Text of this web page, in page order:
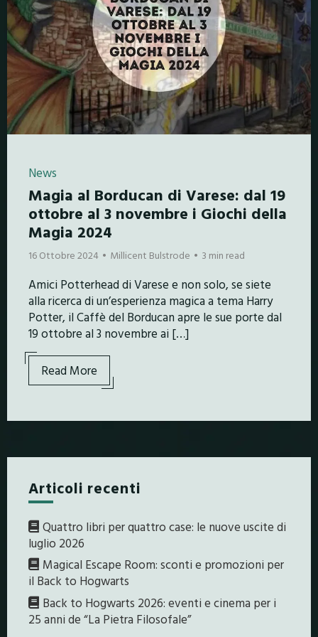
News
Magia al Borducan di Varese: dal 19
ottobre al 3 novembre i Giochi della
Magia 2024
16 Ottobre 2024 Millicent Bulstrode 3 min read
Amici Potterhead di Varese e non solo, se siete
alla ricerca di un’esperienza magica a tema Harry
Potter, il Caffè del Borducan apre le sue porte dal
19 ottobre al 3 novembre ai […]
Read More
Articoli recenti
Quattro libri per quattro case: le nuove uscite di
luglio 2026
Magical Escape Room: sconti e promozioni per
il Back to Hogwarts
Back to Hogwarts 2026: eventi e cinema per i
25 anni de “La Pietra Filosofale”